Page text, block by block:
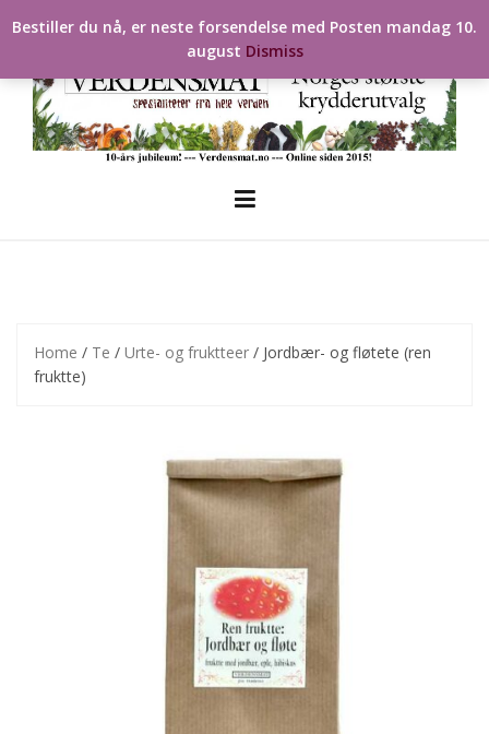
to
Home / Te / Urte- og fruktteer / Jordbær- og fløtete (ren
fruktte)
Bestiller du nå, er neste forsendelse med Posten mandag 10.
august Dismiss